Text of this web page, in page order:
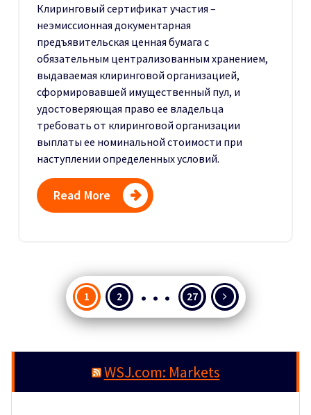
Клиринговый сертификат участия –
неэмиссионная документарная
предъявительская ценная бумага с
обязательным централизованным хранением,
выдаваемая клиринговой организацией,
сформировавшей имущественный пул, и
удостоверяющая право ее владельца
требовать от клиринговой организации
выплаты ее номинальной стоимости при
наступлении определенных условий.
Read More
Posts
pagination
1 2 … 27
WSJ.com: Markets